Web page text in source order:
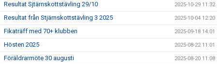
Resultat Sjtärnskottstävling 29/10 2025-10-29 11:32
Resultat från Stjärnskottstävling 3 2025 2025-10-04 12:20
Fikaträff med 70+ klubben 2025-09-18 14:01
Hösten 2025 2025-08-22 11:01
Föräldrarmöte 30 augusti 2025-08-20 11:08